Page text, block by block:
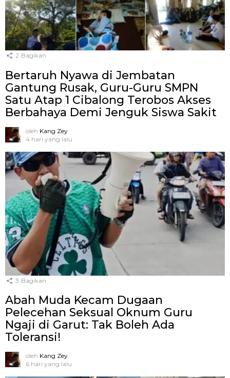
2 Bagikan
Bertaruh Nyawa di Jembatan
Gantung Rusak, Guru-Guru SMPN
Satu Atap 1 Cibalong Terobos Akses
Berbahaya Demi Jenguk Siswa Sakit
oleh Kang Zey
4 hari yang lalu
3 Bagikan
Abah Muda Kecam Dugaan
Pelecehan Seksual Oknum Guru
Ngaji di Garut: Tak Boleh Ada
Toleransi!
oleh Kang Zey
6 hari yang lalu